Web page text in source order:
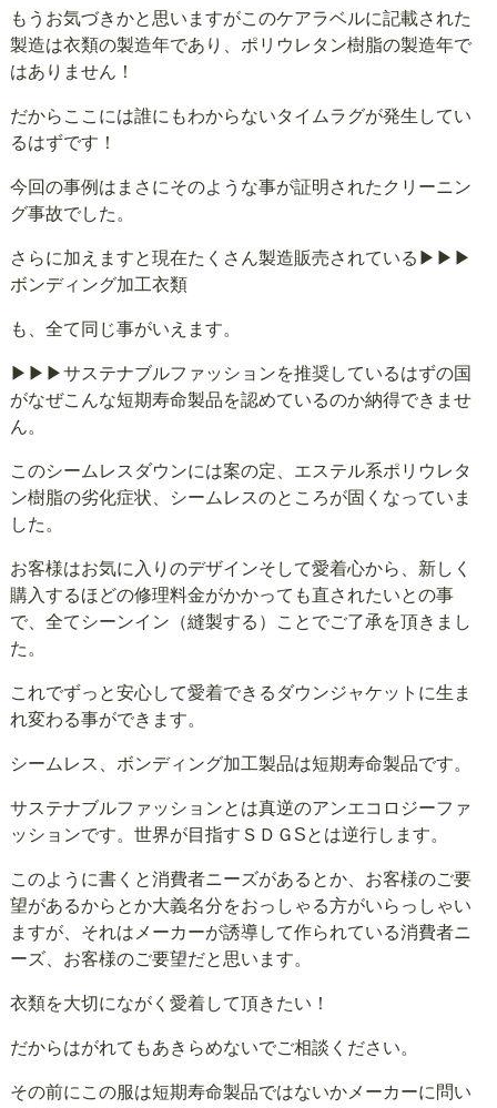
もうお気づきかと思いますがこのケアラベルに記載された
製造は衣類の製造年であり、ポリウレタン樹脂の製造年で
はありません！
だからここには誰にもわからないタイムラグが発生してい
るはずです！
今回の事例はまさにそのような事が証明されたクリーニン
グ事故でした。
さらに加えますと現在たくさん製造販売されている ▶▶▶
ボンディング加工衣類
も、全て同じ事がいえます。
▶▶▶サステナブルファッションを推奨しているはずの国
がなぜこんな短期寿命製品を認めているのか納得できませ
ん。
このシームレスダウンには案の定、エステル系ポリウレタ
ン樹脂の劣化症状、シームレスのところが固くなっていま
した。
お客様はお気に入りのデザインそして愛着心から、新しく
購入するほどの修理料金がかかっても直されたいとの事
で、全てシーンイン（縫製する）ことでご了承を頂きまし
た。
これでずっと安心して愛着できるダウンジャケットに生ま
れ変わる事ができます。
シームレス、ボンディング加工製品は短期寿命製品です。
サステナブルファッションとは真逆のアンエコロジーファ
ッションです。世界が目指すＳＤＧSとは逆行します。
このように書くと消費者ニーズがあるとか、お客様のご要
望があるからとか大義名分をおっしゃる方がいらっしゃい
ますが、それはメーカーが誘導して作られている消費者ニ
ーズ、お客様のご要望だと思います。
衣類を大切にながく愛着して頂きたい！
だからはがれてもあきらめないでご相談ください。
その前にこの服は短期寿命製品ではないかメーカーに問い